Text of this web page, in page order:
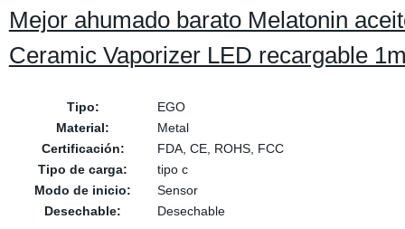
Mejor ahumado barato Melatonin
Ceramic Vaporizer LED recargable
Tipo:
EGO
Material:
Metal
Certificación:
FDA, CE, ROHS, FCC
Tipo de carga:
tipo c
Modo de inicio:
Sensor
Desechable:
Desechable